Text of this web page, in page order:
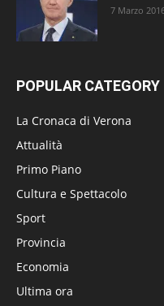
7 Marzo
POPULAR CATEGORY
La Cronaca di Verona
Attualità
Primo Piano
Cultura e Spettacolo
Sport
Provincia
Economia
Ultima ora